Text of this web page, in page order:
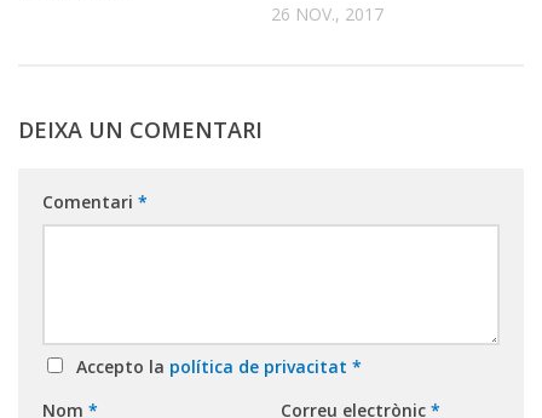
26 NOV., 2017
DEIXA UN COMENTARI
Comentari *
Accepto la política de privacitat *
Nom * Correu electrònic *